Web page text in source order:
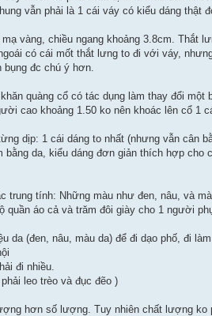
vẫn phải là 1 cái váy có kiểu dáng
vàng, chiều ngang khoảng 3.8cm.
có cái mốt thắt lưng to đi với váy,
đc chú ý hơn.
quàng cổ có tác dụng làm thay đổi
cao khoảng 1.50 ko nên khoác lên cổ 1
dịp: 1 cái dáng to nhất (nhưng vẫn cân
da, kiểu dáng đơn giản thích hợp
trung tính: Những màu như đen, nâu, và
quần áo cả và trăm đôi giày cho 1 người
da (đen, nâu, màu da) để đi dạo phố, đi
đi nhiều.
leo trèo và đục đẽo )
hơn số lượng. Tuy nhiên chất lượng